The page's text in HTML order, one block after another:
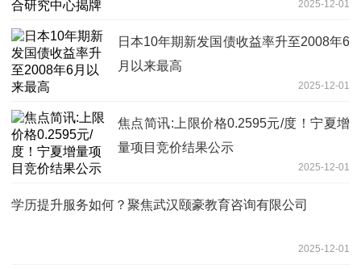
2025-12-01
日本10年期新发国债收益率升至2008年6
月以来最高
2025-12-01
焦点简讯:上限价格0.2595元/度！宁夏增
量项目竞价结果公示
2025-12-01
学历提升服务如何？聚焦武汉颐豪教育咨询有限公司
2025-12-01